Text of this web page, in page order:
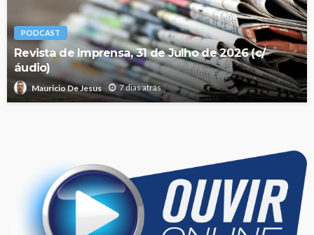
PODCAST
Revista de Imprensa, 31 de Julho de 2026 (c/
áudio)
Mauricio De Jesus 7 dias atrás